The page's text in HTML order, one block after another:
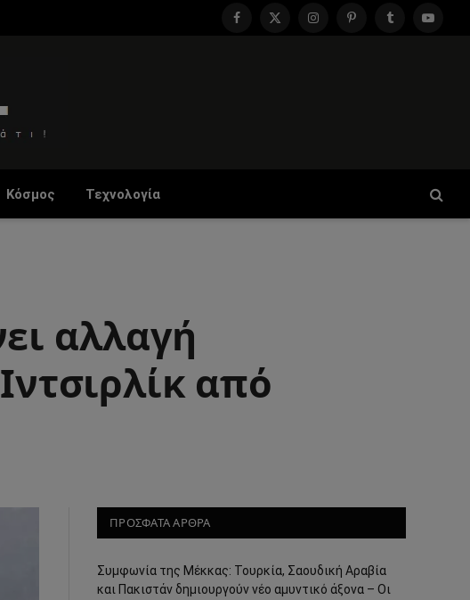
Facebook
X
InstagramPinterestTumblr
Κόσμος Τεχνολογία
αλλαγή
από
ΠΡΟΣΦΑΤΑ ΑΡΘΡΑ
Συμφωνία της Μέκκας: Τουρκία, Σαουδική Αραβία
και Πακιστάν δημιουργούν νέο αμυντικό άξονα – Οι